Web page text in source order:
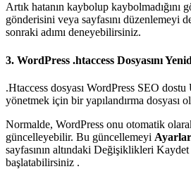
Artık hatanın kaybolup kaybolmadığını
gönderisini veya sayfasını düzenlemeyi
sonraki adımı deneyebilirsiniz.
3. WordPress .htaccess Dosyasını
.Htaccess dosyası WordPress SEO dostu
yönetmek için bir yapılandırma dosyası
Normalde, WordPress onu otomatik
güncelleyebilir. Bu güncellemeyi Ayarlar
sayfasının altındaki Değişiklikleri
başlatabilirsiniz .